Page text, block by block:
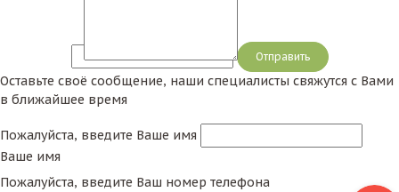
Сообщение
Оставьте своё сообщение, наши специалисты свяжутся с Вами
в ближайшее время
Пожалуйста, введите Ваше имя
Ваше имя
Пожалуйста, введите Ваш номер телефона